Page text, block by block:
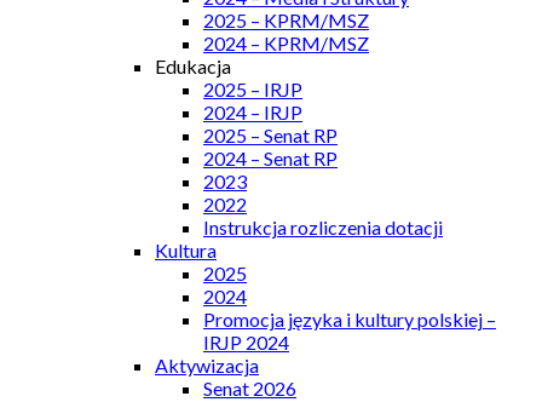
2025 – KPRM/MSZ
2024 – KPRM/MSZ
Edukacja
2025 – IRJP
2024 – IRJP
2025 – Senat RP
2024 – Senat RP
2023
2022
Instrukcja rozliczenia dotacji
Kultura
2025
2024
Promocja języka i kultury polskiej –
IRJP 2024
Aktywizacja
Senat 2026